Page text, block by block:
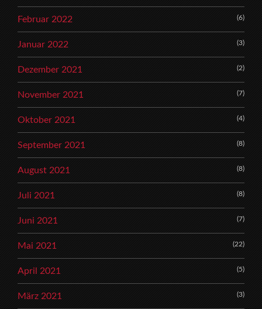
Februar 2022 (6)
Januar 2022 (3)
Dezember 2021 (2)
November 2021 (7)
Oktober 2021 (4)
September 2021 (8)
August 2021 (8)
Juli 2021 (8)
Juni 2021 (7)
Mai 2021 (22)
April 2021 (5)
März 2021 (3)